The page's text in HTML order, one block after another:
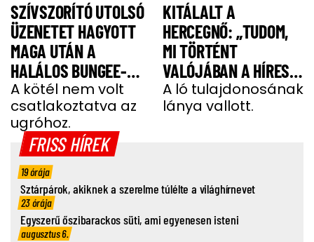
SZÍVSZORÍTÓ UTOLSÓ
ÜZENETET HAGYOTT
MAGA UTÁN A
HALÁLOS BUNGEE-
UGRÁS ELŐTT A
FIATAL NŐ
A kötél nem volt
csatlakoztatva az
ugróhoz.
KITÁLALT A
HERCEGNŐ: „TUDOM,
MI TÖRTÉNT
VALÓJÁBAN A HÍRES
SHERGAR CSŐDÖRREL”
A ló tulajdonosának
lánya vallott.
FRISS HÍREK
19 órája
Sztárpárok, akiknek a szerelme túlélte a világhírnevet
23 órája
Egyszerű őszibarackos süti, ami egyenesen isteni
augusztus 6.